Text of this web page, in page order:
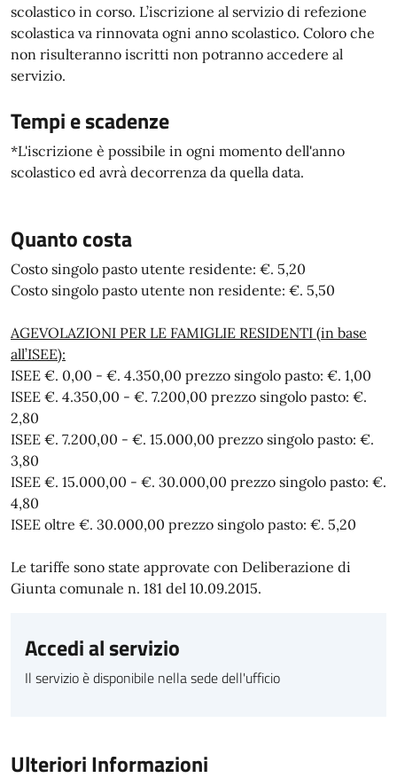
scolastico in corso. L’iscrizione al servizio di refezione
scolastica va rinnovata ogni anno scolastico. Coloro che
non risulteranno iscritti non potranno accedere al
servizio.
Tempi e scadenze
*L'iscrizione è possibile in ogni momento dell'anno
scolastico ed avrà decorrenza da quella data.
Quanto costa
Costo singolo pasto utente residente: €. 5,20
Costo singolo pasto utente non residente: €. 5,50
AGEVOLAZIONI PER LE FAMIGLIE RESIDENTI (in base
all’ISEE):
ISEE €. 0,00 - €. 4.350,00 prezzo singolo pasto: €. 1,00
ISEE €. 4.350,00 - €. 7.200,00 prezzo singolo pasto: €.
2,80
ISEE €. 7.200,00 - €. 15.000,00 prezzo singolo pasto: €.
3,80
ISEE €. 15.000,00 - €. 30.000,00 prezzo singolo pasto: €.
4,80
ISEE oltre €. 30.000,00 prezzo singolo pasto: €. 5,20
Le tariffe sono state approvate con Deliberazione di
Giunta comunale n. 181 del 10.09.2015.
Accedi al servizio
Il servizio è disponibile nella sede dell'ufficio
Ulteriori Informazioni